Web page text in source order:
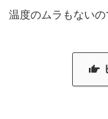
温度のムラもないの